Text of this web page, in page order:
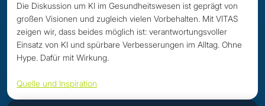
Die Diskussion um KI im Gesundheitswesen ist geprägt von
großen Visionen und zugleich vielen Vorbehalten. Mit VITAS
zeigen wir, dass beides möglich ist: verantwortungsvoller
Einsatz von KI und spürbare Verbesserungen im Alltag. Ohne
Hype. Dafür mit Wirkung.
Quelle und Inspiration